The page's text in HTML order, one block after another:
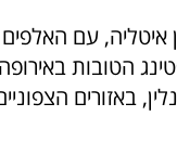
איטליה, עם
הטובות
באזורים